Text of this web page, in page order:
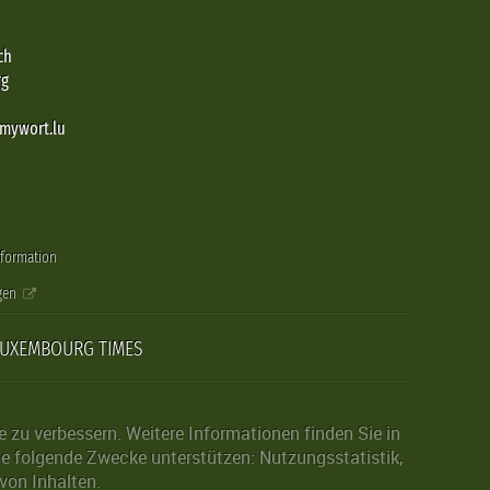
TIMES
verbessern. Weitere Informationen finden Sie in
folgende Zwecke unterstützen: Nutzungsstatistik,
Inhalten.